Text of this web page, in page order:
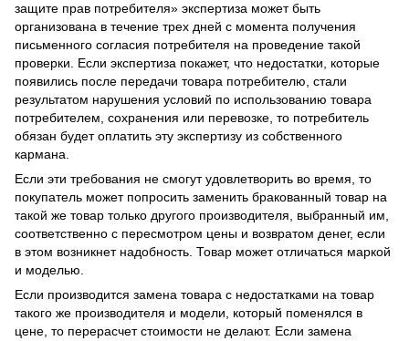
защите прав потребителя» экспертиза может быть
организована в течение трех дней с момента получения
письменного согласия потребителя на проведение такой
проверки. Если экспертиза покажет, что недостатки, которые
появились после передачи товара потребителю, стали
результатом нарушения условий по использованию товара
потребителем, сохранения или перевозке, то потребитель
обязан будет оплатить эту экспертизу из собственного
кармана.
Если эти требования не смогут удовлетворить во время, то
покупатель может попросить заменить бракованный товар на
такой же товар только другого производителя, выбранный им,
соответственно с пересмотром цены и возвратом денег, если
в этом возникнет надобность. Товар может отличаться маркой
и моделью.
Если производится замена товара с недостатками на товар
такого же производителя и модели, который поменялся в
цене, то перерасчет стоимости не делают. Если замена